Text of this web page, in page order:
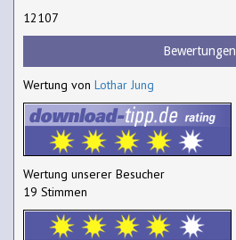
12107
Bewertungen
Wertung von Lothar Jung
Wertung unserer Besucher
19 Stimmen